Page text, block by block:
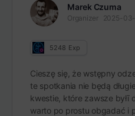
Marek Czuma
Organizer 2025-
5248 Exp
Cieszę się, że wstępny
te spotkania nie będą
kwestie, które zawsze byłī
warto po prostu obgadać i